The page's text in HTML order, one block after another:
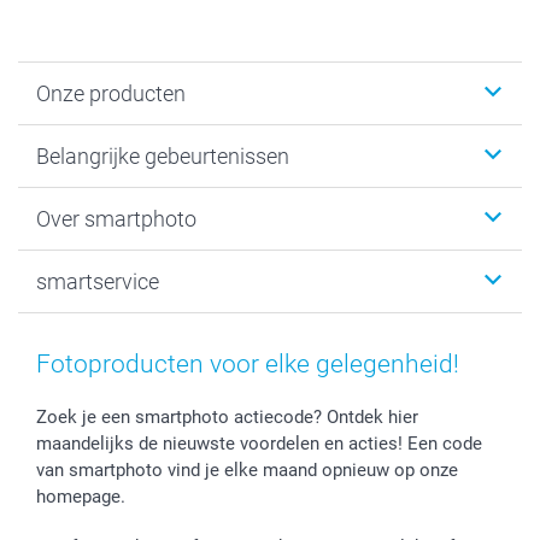
Onze producten
Fotogeschenken
Fotoprints, Fotoposter & Fotoalbum met fotoprints
MyNameBook
Stickers en Etiketten
Fotokaders, Decoratie en Snoepjes
Fotokalenders & Fotoagenda's
Belangrijke gebeurtenissen
Baby
Communie- en Lentefeest
Geschenken voor hem
Afstuderen
Moederdag
Vaderdag
Verjaardag
Geboorte
Over smartphoto
Duurzaamheid
Voorwaarden
Herroepingsrecht
Klachtenregeling
Wettelijke garantie
Privacybeleid
Cookiebeleid
smartservice
smartgarantie
smartbonus
Betalingsmogelijkheden
Grote bestellingen
Levering
Mijn orderstatus
Fotoproducten voor elke gelegenheid!
Zoek je een smartphoto actiecode? Ontdek hier
maandelijks de nieuwste voordelen en acties! Een code
van smartphoto vind je elke maand opnieuw op onze
homepage.